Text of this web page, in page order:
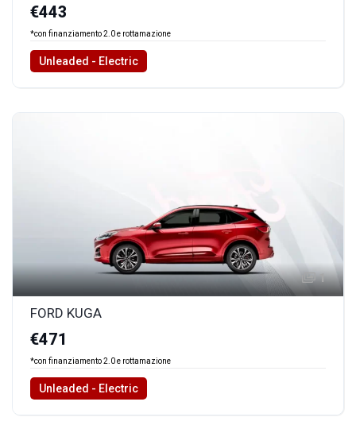
€443
*con finanziamento 2.0 e rottamazione
Unleaded - Electric
1
FORD KUGA
€471
*con finanziamento 2.0 e rottamazione
Unleaded - Electric